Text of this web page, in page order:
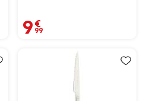
9,99 €